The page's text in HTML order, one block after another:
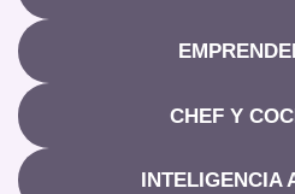
CHEF Y
INTELIGENCIA